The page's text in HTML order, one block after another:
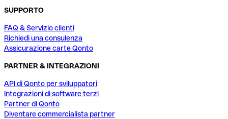
SUPPORTO
FAQ & Servizio clienti
Richiedi una consulenza
Assicurazione carte Qonto
PARTNER & INTEGRAZIONI
API di Qonto per sviluppatori
Integrazioni di software terzi
Partner di Qonto
Diventare commercialista partner